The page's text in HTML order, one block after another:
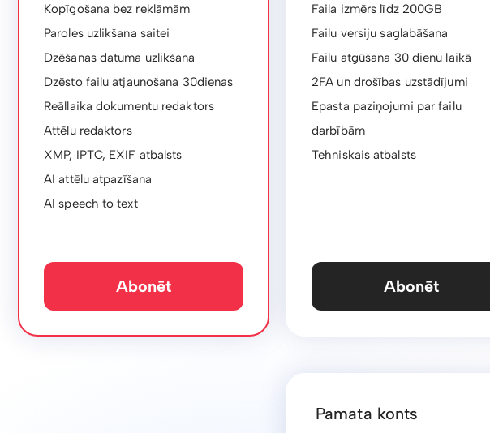
Kopīgošana bez reklāmām
Paroles uzlikšana saitei
Dzēšanas datuma uzlikšana
Dzēsto failu atjaunošana 30dienas
Reāllaika dokumentu redaktors
Attēlu redaktors
XMP, IPTC, EXIF ​​atbalsts
AI attēlu atpazīšana
AI speech to text
Abonēt
Faila izmērs līdz 200GB
Failu versiju saglabāšana
Failu atgūšana 30 dienu laikā
2FA un drošības uzstādījumi
Epasta paziņojumi par failu
darbībām
Tehniskais atbalsts
Abonēt
Pamata konts